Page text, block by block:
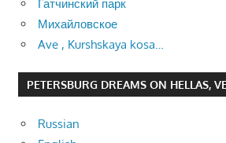
Гатчинский парк
Михайловское
Ave , Kurshskaya kosa…
PETERSBURG DREAMS ON HELLAS,
Russian